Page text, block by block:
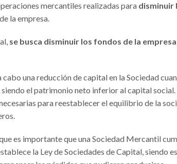
mercantiles realizadas para disminuir
de la empresa.
se busca disminuir los fondos de la empresa
una reducción de capital en la Sociedad
siendo el patrimonio neto inferior al capital social.
para reestablecer el equilibrio de la
es importante que una Sociedad Mercantil
la Ley de Sociedades de Capital, siendo